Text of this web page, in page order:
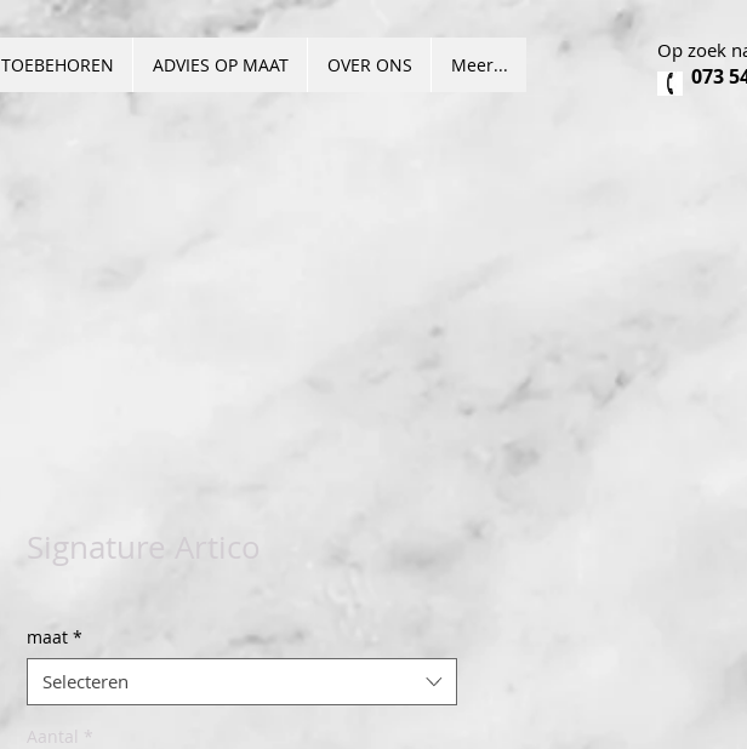
TOEBEHOREN ADVIES OP MAAT OVER ONS Meer...
Op zoek
073
Signature Artico
maat *
Selecteren
Aantal *